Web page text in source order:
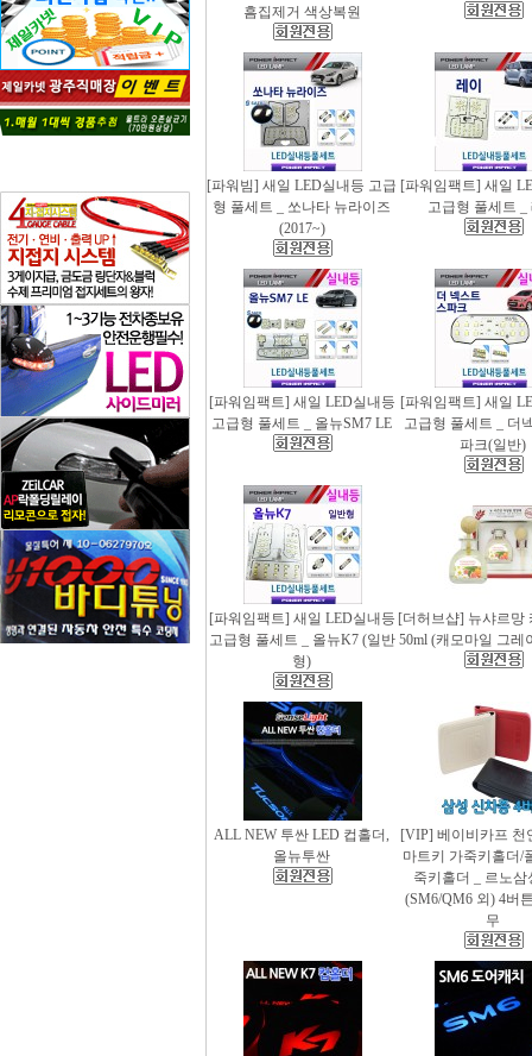
흠집제거 색상복원
[파워빔] 새일 LED실내등 고급
형 풀세트 _ 쏘나타 뉴라이즈
(2017~)
[파워임팩트] 새일
고급형 풀세트 _
[파워임팩트] 새일 LED실내등
고급형 풀세트 _ 올뉴SM7 LE
[파워임팩트] 새일
고급형 풀세트 _ 더
파크(일반)
[파워임팩트] 새일 LED실내등
고급형 풀세트 _ 올뉴K7 (일반
형)
[더허브샵] 뉴샤르망
50ml (캐모마일 그레
ALL NEW 투싼 LED 컵홀더,
올뉴투싼
[VIP] 베이비카프 천
마트키 가죽키홀더/
죽키홀더 _ 르노삼
(SM6/QM6 외) 4버
무